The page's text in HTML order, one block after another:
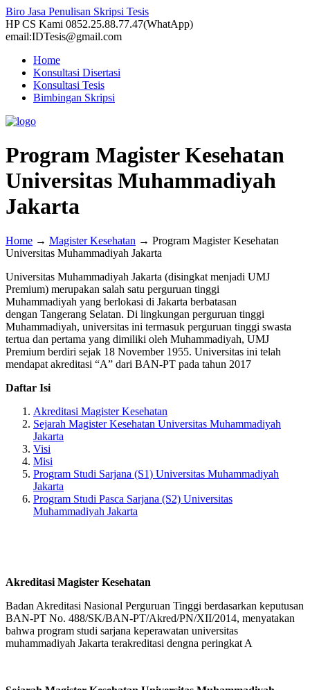
Biro Jasa Penulisan Skripsi Tesis
HP CS Kami 0852.25.88.77.47(WhatApp)
email:IDTesis@gmail.com
Home
Konsultasi Disertasi
Konsultasi Tesis
Bimbingan Skripsi
Program Magister Kesehatan
Universitas Muhammadiyah
Jakarta
Home → Magister Kesehatan → Program Magister Kesehatan
Universitas Muhammadiyah Jakarta
Universitas Muhammadiyah Jakarta (disingkat menjadi UMJ
Premium) merupakan salah satu perguruan tinggi
Muhammadiyah yang berlokasi di Jakarta berbatasan
dengan Tangerang Selatan. Di lingkungan perguruan tinggi
Muhammadiyah, universitas ini termasuk perguruan tinggi swasta
tertua dan pertama yang dimiliki oleh Muhammadiyah, UMJ
Premium berdiri sejak 18 November 1955. Universitas ini telah
mendapat akreditasi “A” dari BAN-PT pada tahun 2017
Daftar Isi
Akreditasi Magister Kesehatan
Sejarah Magister Kesehatan Universitas Muhammadiyah
Jakarta
Visi
Misi
Program Studi Sarjana (S1) Universitas Muhammadiyah
Jakarta
Program Studi Pasca Sarjana (S2) Universitas
Muhammadiyah Jakarta
Akreditasi Magister Kesehatan
Badan Akreditasi Nasional Perguruan Tinggi berdasarkan keputusan
BAN-PT No. 488/SK/BAN-PT/Akred/PN/XII/2014, menyatakan
bahwa program studi sarjana keperawatan universitas
muhammadiyah Jakarta terakreditasi dengna peringkat A